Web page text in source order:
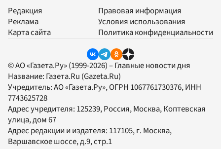
Редакция
Реклама
Карта сайта
Правовая информация
Условия использования
Политика конфиденциальности
© АО «Газета.Ру» (1999-2026) – Главные новости дня
Название: Газета.Ru (Gazeta.Ru)
Учредитель:АО «Газета.Ру», ОГРН 1067761730376, ИНН
7743625728
Адрес учредителя: 125239, Россия, Москва, Коптевская
улица, дом 67
Адрес редакции и издателя: 117105, г. Москва,
Варшавское шоссе, д.9, стр.1